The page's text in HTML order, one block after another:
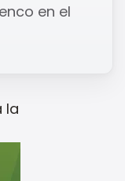
en el
la